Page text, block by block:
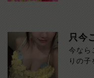
める
分！そ
い！ご
只今
今なら
りの子